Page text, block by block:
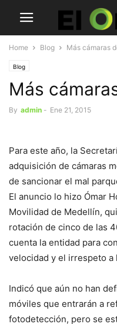
Home Blog Más cámaras
Blog
Más
By admin - Ene 21, 2015
Para este año, la
adquisición de cámaras
de sancionar el mal
El anuncio lo hizo Ómar
Movilidad de Medellín,
rotación de cinco de las
cuenta la entidad para
velocidad y el irrespeto a
Indicó que aún no han
móviles que entrarán a
fotodetección, pero se